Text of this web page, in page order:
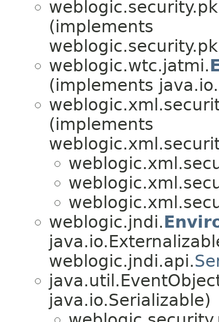
(implements
weblogic.wtc.jatmi.
(implements
(implements
weblogic.jndi.
weblogic.jndi.api.
java.io.Serializable)